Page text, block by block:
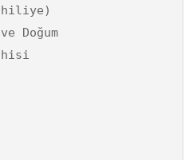
Doğum